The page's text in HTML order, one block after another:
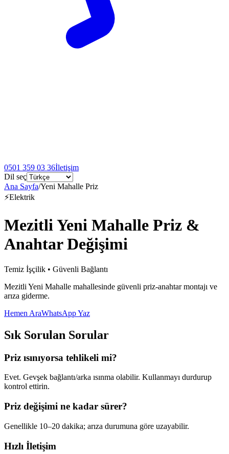
0501 359 03 36İletişim
Dil seç
Ana Sayfa/Yeni Mahalle Priz
⚡Elektrik
Mezitli Yeni Mahalle Priz &
Anahtar Değişimi
Temiz İşçilik • Güvenli Bağlantı
Mezitli Yeni Mahalle mahallesinde güvenli priz-anahtar montajı ve
arıza giderme.
Hemen AraWhatsApp Yaz
Sık Sorulan Sorular
Priz ısınıyorsa tehlikeli mi?
Evet. Gevşek bağlantı/arka ısınma olabilir. Kullanmayı durdurup
kontrol ettirin.
Priz değişimi ne kadar sürer?
Genellikle 10–20 dakika; arıza durumuna göre uzayabilir.
Hızlı İletişim